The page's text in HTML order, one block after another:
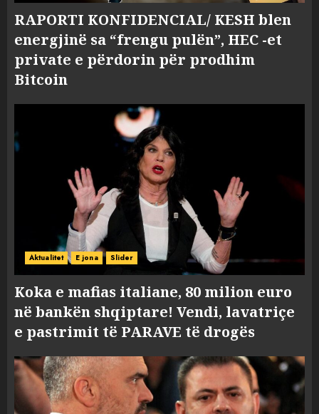
RAPORTI KONFIDENCIAL/ KESH blen
energjinë sa “frengu pulën”, HEC -et
private e përdorin për prodhim
Bitcoin
Aktualitet E jona Slider
Koka e mafias italiane, 80 milion euro
në bankën shqiptare! Vendi, lavatriçe
e pastrimit të PARAVE të drogës